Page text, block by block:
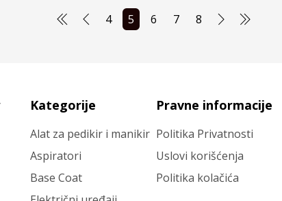
4 5 6 7 8
Kategorije
Alat za pedikir i manikir
Aspiratori
Base Coat
Pravne informacije
Politika Privatnosti
Uslovi korišćenja
Politika kolačića